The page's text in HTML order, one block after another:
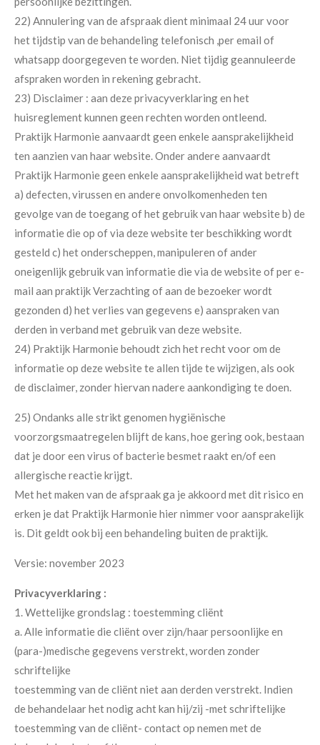
22) Annulering van de afspraak dient minimaal 24 uur voor
het tijdstip van de behandeling telefonisch ,per email of
whatsapp doorgegeven te worden. Niet tijdig geannuleerde
afspraken worden in rekening gebracht.
23) Disclaimer : aan deze privacyverklaring en het
huisreglement kunnen geen rechten worden ontleend.
Praktijk Harmonie aanvaardt geen enkele aansprakelijkheid
ten aanzien van haar website. Onder andere aanvaardt
Praktijk Harmonie geen enkele aansprakelijkheid wat betreft
a) defecten, virussen en andere onvolkomenheden ten
gevolge van de toegang of het gebruik van haar website b) de
informatie die op of via deze website ter beschikking wordt
gesteld c) het onderscheppen, manipuleren of ander
oneigenlijk gebruik van informatie die via de website of per e-
mail aan praktijk Verzachting of aan de bezoeker wordt
gezonden d) het verlies van gegevens e) aanspraken van
derden in verband met gebruik van deze website.
24) Praktijk Harmonie behoudt zich het recht voor om de
informatie op deze website te allen tijde te wijzigen, als ook
de disclaimer, zonder hiervan nadere aankondiging te doen.
25) Ondanks alle strikt genomen hygiënische
voorzorgsmaatregelen blijft de kans, hoe gering ook, bestaan
dat je door een virus of bacterie besmet raakt en/of een
allergische reactie krijgt.
Met het maken van de afspraak ga je akkoord met dit risico en
erken je dat Praktijk Harmonie hier nimmer voor aansprakelijk
is. Dit geldt ook bij een behandeling buiten de praktijk.
Versie: november 2023
Privacyverklaring :
1. Wettelijke grondslag : toestemming cliënt
a. Alle informatie die cliënt over zijn/haar persoonlijke en
(para-)medische gegevens verstrekt, worden zonder
schriftelijke
toestemming van de cliënt niet aan derden verstrekt. Indien
de behandelaar het nodig acht kan hij/zij -met schriftelijke
toestemming van de cliënt- contact op nemen met de